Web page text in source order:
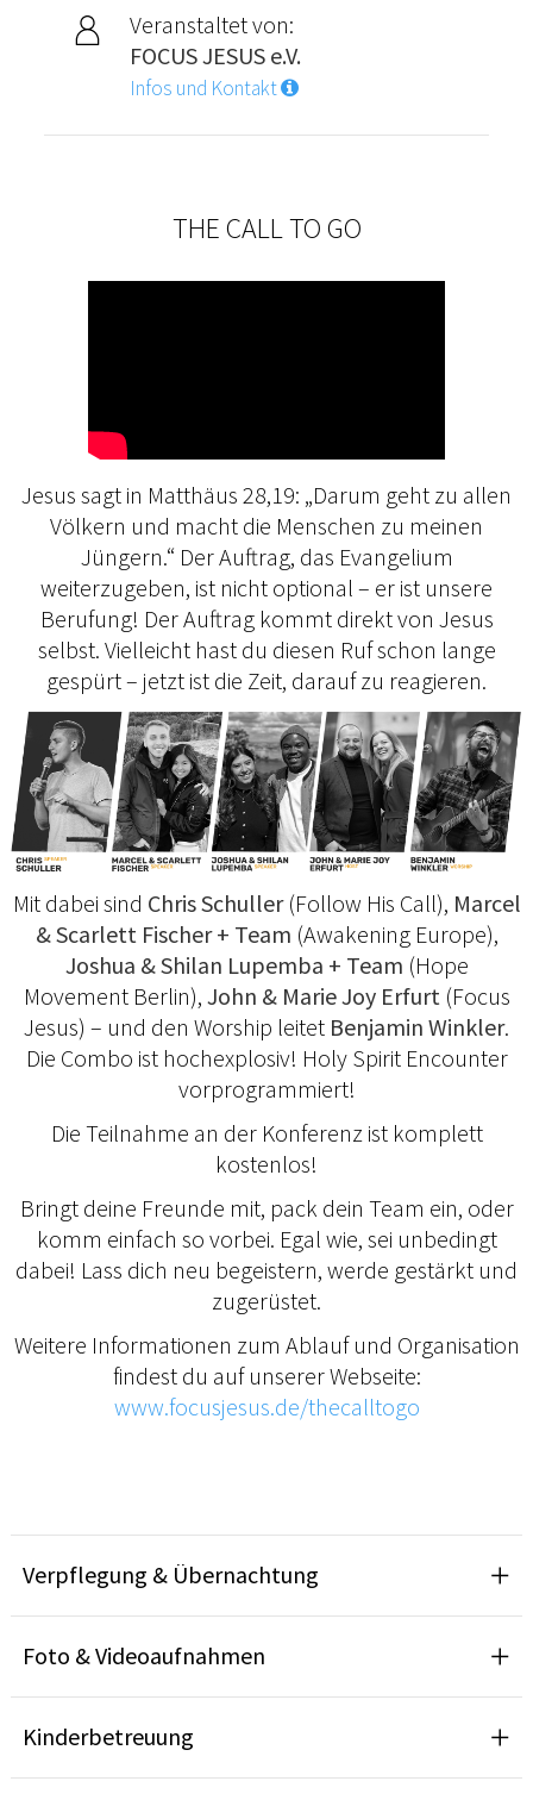
Veranstaltet von:
FOCUS JESUS e.V.
Infos und Kontakt
THE CALL TO GO
Jesus sagt in Matthäus 28,19: „Darum geht zu allen
Völkern und macht die Menschen zu meinen
Jüngern.“ Der Auftrag, das Evangelium
weiterzugeben, ist nicht optional – er ist unsere
Berufung! Der Auftrag kommt direkt von Jesus
selbst. Vielleicht hast du diesen Ruf schon lange
gespürt – jetzt ist die Zeit, darauf zu reagieren.
Mit dabei sind Chris Schuller(Follow His Call), Marcel
& Scarlett Fischer + Team (Awakening Europe),
Joshua & Shilan Lupemba + Team (Hope
Movement Berlin), John & Marie Joy Erfurt (Focus
Jesus) – und den Worship leitet Benjamin Winkler.
Die Combo ist hochexplosiv! Holy Spirit Encounter
vorprogrammiert!
Die Teilnahme an der Konferenz ist komplett
kostenlos!
Bringt deine Freunde mit, pack dein Team ein, oder
komm einfach so vorbei. Egal wie, sei unbedingt
dabei! Lass dich neu begeistern, werde gestärkt und
zugerüstet.
Weitere Informationen zum Ablauf und Organisation
findest du auf unserer Webseite:
www.focusjesus.de/thecalltogo
Verpflegung & Übernachtung
Foto & Videoaufnahmen
Kinderbetreuung